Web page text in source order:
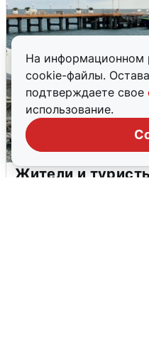
На информационном
cookie-файлы.
подтверждаете свое
использование.
Жители и